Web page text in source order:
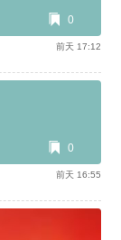
0
前天 17:12
0
前天 16:55